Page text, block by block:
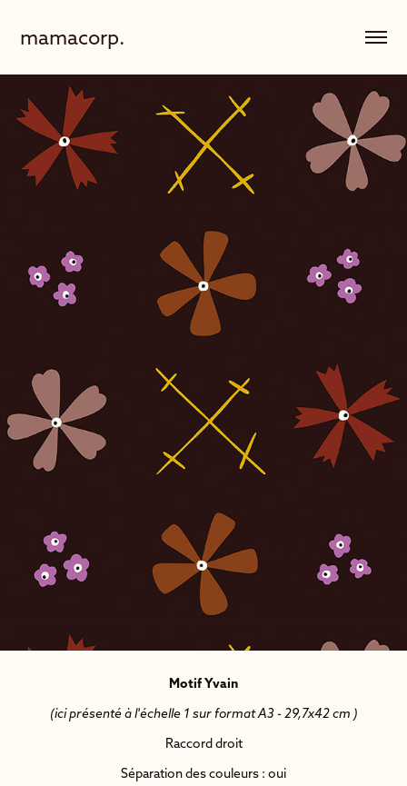
mamacorp.
Motif Yvain
(ici présenté à l'échelle 1 sur format A3 - 29,7x42 cm )
Raccord droit
Séparation des couleurs : oui